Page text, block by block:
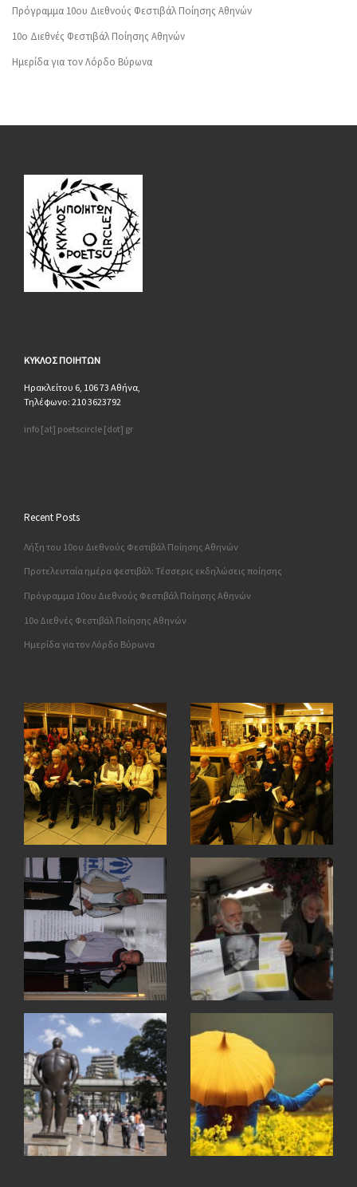
Πρόγραμμα 10ου Διεθνούς Φεστιβάλ Ποίησης Αθηνών
10o Διεθνές Φεστιβάλ Ποίησης Αθηνών
Ημερίδα για τον Λόρδο Βύρωνα
ΚΥΚΛΟΣ ΠΟΙΗΤΩΝ
Ηρακλείτου 6, 106 73 Αθήνα,
Τηλέφωνο: 210 3623792
info [at] poetscircle [dot] gr
Recent Posts
Λήξη του 10ου Διεθνούς Φεστιβάλ Ποίησης Αθηνών
Προτελευταία ημέρα φεστιβάλ: Τέσσερις εκδηλώσεις ποίησης
Πρόγραμμα 10ου Διεθνούς Φεστιβάλ Ποίησης Αθηνών
10o Διεθνές Φεστιβάλ Ποίησης Αθηνών
Ημερίδα για τον Λόρδο Βύρωνα